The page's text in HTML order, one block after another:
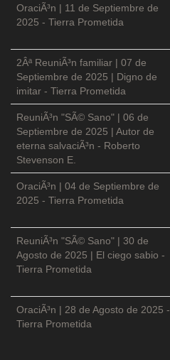
OraciÃ³n | 11 de Septiembre de
2025 - Tierra Prometida
2Âª ReuniÃ³n familiar | 07 de
Septiembre de 2025 | Digno de
imitar - Tierra Prometida
ReuniÃ³n "SÃ© Sano" | 06 de
Septiembre de 2025 | Autor de
eterna salvaciÃ³n - Roberto
Stevenson E.
OraciÃ³n | 04 de Septiembre de
2025 - Tierra Prometida
ReuniÃ³n "SÃ© Sano" | 30 de
Agosto de 2025 | El ciego sabio -
Tierra Prometida
OraciÃ³n | 28 de Agosto de 2025 -
Tierra Prometida